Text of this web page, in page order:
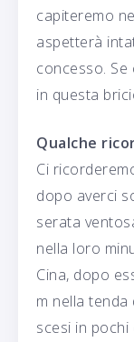
capiteremo
aspetterà
concesso. Se
in questa
Qualche
Ci
dopo averci
serata
nella loro
Cina, dopo
m nella
scesi in pochi